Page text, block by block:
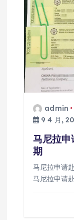
admin
9 4 月,
马尼拉
期
马尼拉申请
马尼拉申请